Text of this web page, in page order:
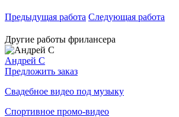
Предыдущая работа Следующая работа
Другие работы фрилансера
Андрей C
Предложить заказ
Свадебное видео под музыку
Спортивное промо-видео